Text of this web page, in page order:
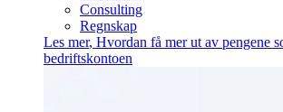
Consulting
Regnskap
Les mer, Hvordan få mer ut av pengene
bedriftskontoen